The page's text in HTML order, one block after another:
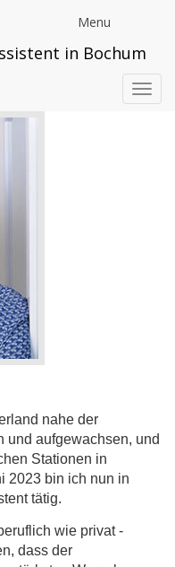
in Bochum
Menu
nahe der
und aufgewachsen, und
Stationen in
2023 bin ich nun in
tätig.
wie privat -
dass der